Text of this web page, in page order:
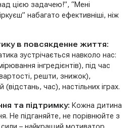
цією задачею!”, “Мені
набагато ефективніші, ніж
в повсякденне життя:
зустрічається навколо нас:
інгредієнтів), під час
решти, знижок),
час), настільних іграх.
та підтримку: Кожна дитина
Не підганяйте, не порівнюйте з